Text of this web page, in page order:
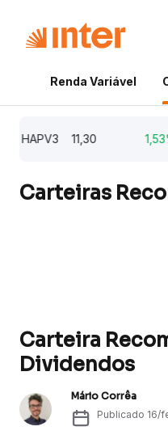
Renda Variável
HAPV3 11,30 1,53%
Carteiras
Carteira
Dividendos
Mário Corrêa
Publicado 16/